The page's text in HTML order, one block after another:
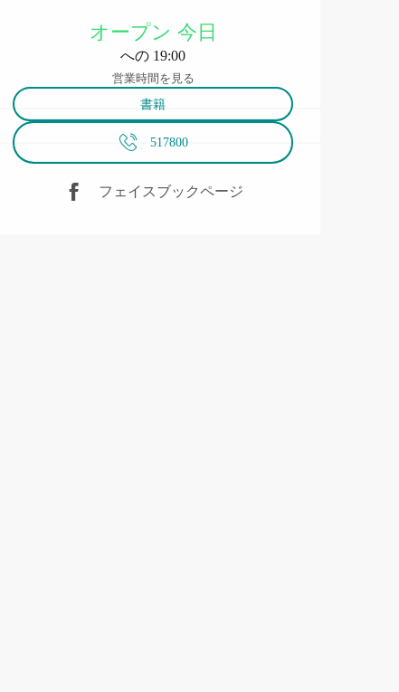
営業時間と連絡先
オープン 今日
への 19:00
営業時間を見る
書籍
517800
フェイスブックページ